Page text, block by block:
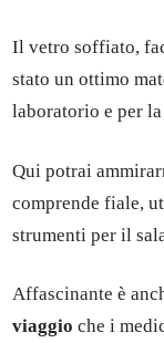
Il vetro soffiato,
stato un ottimo
laboratorio e per
Qui potrai
comprende fiale,
strumenti per il
Affascinante è
viaggio che i